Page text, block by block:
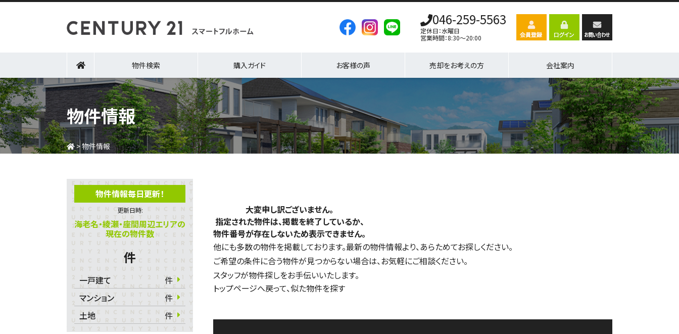
046-259-5563
定休日：水曜日
営業時間：8:30～20:00
物件検索 購入ガイド お客様の声 売却をお考えの方 会社案内
物件情報
>物件情報
物件情報毎日更新！
更新日時:
海老名・綾瀬・座間周辺エリアの
現在の物件数
件
一戸建て
件
マンション
件
土地
件
大変申し訳ございません。
指定された物件は、掲載を終了しているか、
物件番号が存在しないため表示できません。
他にも多数の物件を掲載しております。最新の物件情報より、あらためてお探しください。
ご希望の条件に合う物件が見つからない場合は、お気軽にご相談ください。
スタッフが物件探しをお手伝いいたします。
トップページへ戻って、似た物件を探す